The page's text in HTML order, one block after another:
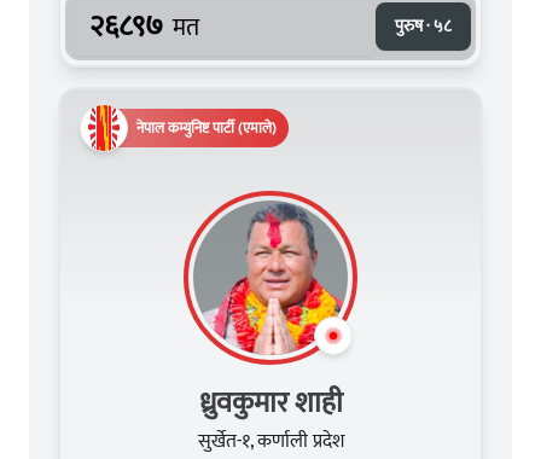
२६८९७ मत पुरुष · ५८
नेपाल कम्युनिष्ट पार्टी (एमाले)
ध्रुवकुमार शाही
सुर्खेत-१, कर्णाली प्रदेश